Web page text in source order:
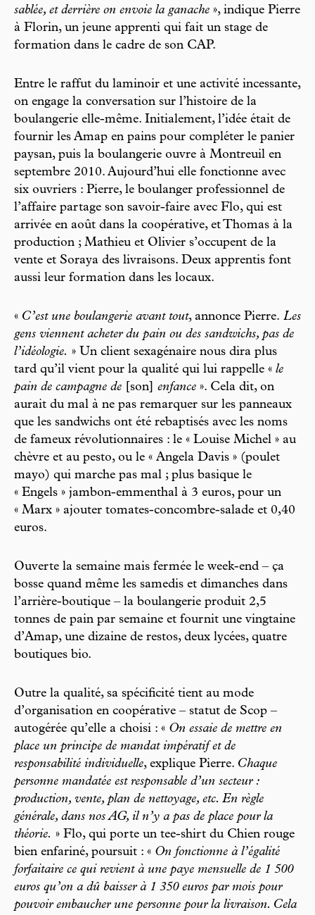
sablée, et derrière on envoie la ganache », indique Pierre
à Florin, un jeune apprenti qui fait un stage de
formation dans le cadre de son CAP.
Entre le raffut du laminoir et une activité incessante,
on engage la conversation sur l’histoire de la
boulangerie elle-même. Initialement, l’idée était de
fournir les Amap en pains pour compléter le panier
paysan, puis la boulangerie ouvre à Montreuil en
septembre 2010. Aujourd’hui elle fonctionne avec
six ouvriers : Pierre, le boulanger professionnel de
l’affaire partage son savoir-faire avec Flo, qui est
arrivée en août dans la coopérative, et Thomas à la
production ; Mathieu et Olivier s’occupent de la
vente et Soraya des livraisons. Deux apprentis font
aussi leur formation dans les locaux.
« C’est une boulangerie avant tout, annonce Pierre. Les
gens viennent acheter du pain ou des sandwichs, pas de
l’idéologie. » Un client sexagénaire nous dira plus
tard qu’il vient pour la qualité qui lui rappelle « le
pain de campagne de [son] enfance ». Cela dit, on
aurait du mal à ne pas remarquer sur les panneaux
que les sandwichs ont été rebaptisés avec les noms
de fameux révolutionnaires : le « Louise Michel » au
chèvre et au pesto, ou le « Angela Davis » (poulet
mayo) qui marche pas mal ; plus basique le
« Engels » jambon-emmenthal à 3 euros, pour un
« Marx » ajouter tomates-concombre-salade et 0,40
euros.
Ouverte la semaine mais fermée le week-end – ça
bosse quand même les samedis et dimanches dans
l’arrière-boutique – la boulangerie produit 2,5
tonnes de pain par semaine et fournit une vingtaine
d’Amap, une dizaine de restos, deux lycées, quatre
boutiques bio.
Outre la qualité, sa spécificité tient au mode
d’organisation en coopérative – statut de Scop –
autogérée qu’elle a choisi : « On essaie de mettre en
place un principe de mandat impératif et de
responsabilité individuelle, explique Pierre. Chaque
personne mandatée est responsable d’un secteur :
production, vente, plan de nettoyage, etc. En règle
générale, dans nos AG, il n’y a pas de place pour la
théorie. » Flo, qui porte un tee-shirt du Chien rouge
bien enfariné, poursuit : « On fonctionne à l’égalité
forfaitaire ce qui revient à une paye mensuelle de 1 500
euros qu’on a dû baisser à 1 350 euros par mois pour
pouvoir embaucher une personne pour la livraison. Cela